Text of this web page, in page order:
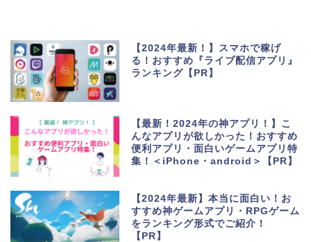
【2024年最新！】スマホで稼げ
る！おすすめ『ライブ配信アプリ』
ランキング【PR】
【最新！2024年の神アプリ！】こ
んなアプリが欲しかった！おすすめ
便利アプリ・面白いゲームアプリ特
集！＜iPhone・android＞【PR】
【2024年最新】本当に面白い！お
すすめ神ゲームアプリ・RPGゲーム
をランキング形式でご紹介！
【PR】